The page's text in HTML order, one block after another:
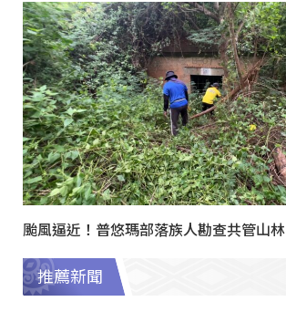
颱風逼近！普悠瑪部落族人勘查共管山林
推薦新聞